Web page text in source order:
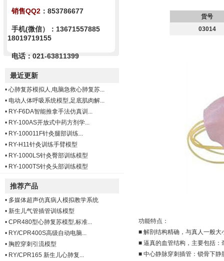
销售QQ2 ：853786677
手机(微信）：13671557885
18019719155
电话：021-63811399
最近更新
• 心肺复苏模拟人,电脑急救心肺复苏...
• 电动人体呼吸系统模型,足底肌肉解...
• RY-F6DA智能推拿手法仿真训...
• RY-100AS开放式中药方剂学...
• RY-100011F针灸腿部训练...
• RY-H11针灸训练手臂模型
• RY-1000LS针灸臀部训练模型
• RY-1000TS针灸头部训练模型
推荐产品
• 多媒体超声仿真病人模拟教学系统
• 新生儿气管插管训练模型
• CPR480型心肺复苏模型,标准...
• RY/CPR400S高级自动电脑...
• 胸腔穿刺引流模型
• RY/CPR165 新生儿心肺复...
货号
03014
功能特点：
■ 解剖结构精确，与真人一般
■ 逼真的血管结构，主要包括
■ 中心静脉穿刺插管：锁骨下